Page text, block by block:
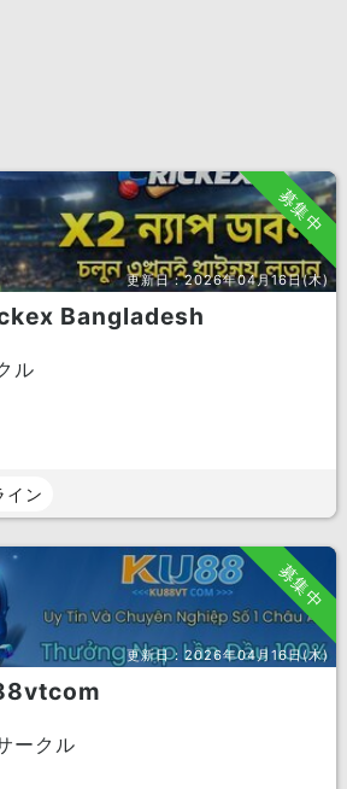
募集中
更新日：2026年04月16日(木)
Bangladesh
ル
イン
募集中
更新日： 2026年04月16日(木)
ークル